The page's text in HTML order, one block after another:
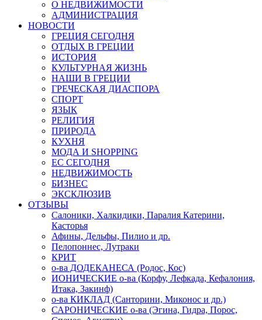
О НЕДВИЖИМОСТИ
АДМИНИСТРАЦИЯ
НОВОСТИ
ГРЕЦИЯ СЕГОДНЯ
ОТДЫХ В ГРЕЦИИ
ИСТОРИЯ
КУЛЬТУРНАЯ ЖИЗНЬ
НАШИ В ГРЕЦИИ
ГРЕЧЕСКАЯ ДИАСПОРА
СПОРТ
ЯЗЫК
РЕЛИГИЯ
ПРИРОДА
КУХНЯ
МОДА И SHOPPING
ЕС СЕГОДНЯ
НЕДВИЖИМОСТЬ
БИЗНЕС
ЭКСКЛЮЗИВ
ОТЗЫВЫ
Салоники, Халкидики, Паралия Катерини,
Касторья
Афины, Дельфы, Пилио и др.
Пелопоннес, Лутраки
КРИТ
о-ва ДОДЕКАНЕСА (Родос, Кос)
ИОНИЧЕСКИЕ о-ва (Корфу, Лефкада, Кефалония,
Итака, Закинф)
о-ва КИКЛАД (Санторини, Миконос и др.)
САРОНИЧЕСКИЕ о-ва (Эгина, Гидра, Порос,